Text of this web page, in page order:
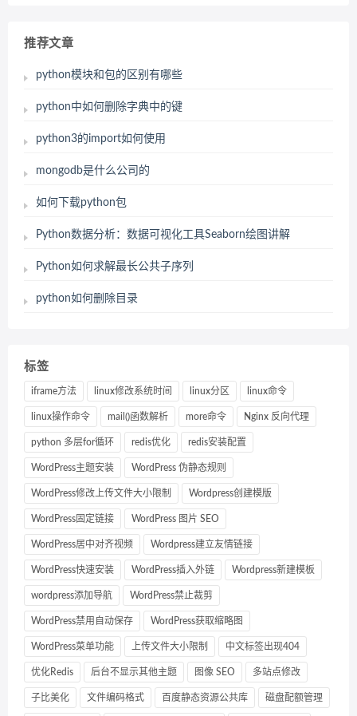
推荐文章
python模块和包的区别有哪些
python中如何删除字典中的键
python3的import如何使用
mongodb是什么公司的
如何下载python包
Python数据分析：数据可视化工具Seaborn绘图讲解
Python如何求解最长公共子序列
python如何删除目录
标签
iframe方法 linux修改系统时间 linux分区 linux命令
linux操作命令 mail()函数解析 more命令 Nginx 反向代理
python 多层for循环 redis优化 redis安装配置
WordPress主题安装 WordPress 伪静态规则
WordPress修改上传文件大小限制 Wordpress创建模版
WordPress固定链接 WordPress 图片 SEO
WordPress居中对齐视频 Wordpress建立友情链接
WordPress快速安装 WordPress插入外链 Wordpress新建模板
wordpress添加导航 WordPress禁止裁剪
WordPress禁用自动保存 WordPress获取缩略图
WordPress菜单功能 上传文件大小限制 中文标签出现404
优化Redis 后台不显示其他主题 图像 SEO 多站点修改
子比美化 文件编码格式 百度静态资源公共库 磁盘配额管理